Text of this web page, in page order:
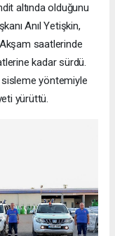
altında olduğunu
Anıl Yetişkin,
saatlerinde
kadar sürdü.
sisleme yöntemiyle
yürüttü.